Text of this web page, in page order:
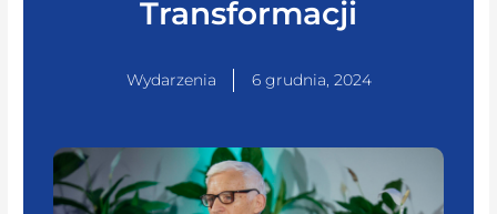
Transformacji
Wydarzenia 6 grudnia, 2024